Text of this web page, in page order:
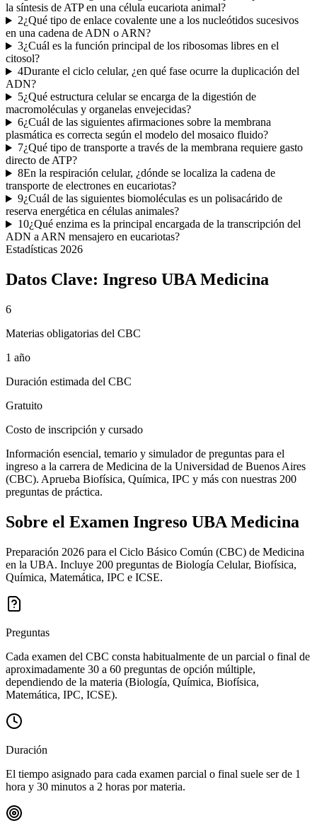
la síntesis de ATP en una célula eucariota animal?
2¿Qué tipo de enlace covalente une a los nucleótidos sucesivos
en una cadena de ADN o ARN?
3¿Cuál es la función principal de los ribosomas libres en el
citosol?
4Durante el ciclo celular, ¿en qué fase ocurre la duplicación del
ADN?
5¿Qué estructura celular se encarga de la digestión de
macromoléculas y organelas envejecidas?
6¿Cuál de las siguientes afirmaciones sobre la membrana
plasmática es correcta según el modelo del mosaico fluido?
7¿Qué tipo de transporte a través de la membrana requiere gasto
directo de ATP?
8En la respiración celular, ¿dónde se localiza la cadena de
transporte de electrones en eucariotas?
9¿Cuál de las siguientes biomoléculas es un polisacárido de
reserva energética en células animales?
10¿Qué enzima es la principal encargada de la transcripción del
ADN a ARN mensajero en eucariotas?
Estadísticas 2026
Datos Clave: Ingreso UBA Medicina
6
Materias obligatorias del CBC
1 año
Duración estimada del CBC
Gratuito
Costo de inscripción y cursado
Información esencial, temario y simulador de preguntas para el
ingreso a la carrera de Medicina de la Universidad de Buenos Aires
(CBC). Aprueba Biofísica, Química, IPC y más con nuestras 200
preguntas de práctica.
Sobre el Examen Ingreso UBA Medicina
Preparación 2026 para el Ciclo Básico Común (CBC) de Medicina
en la UBA. Incluye 200 preguntas de Biología Celular, Biofísica,
Química, Matemática, IPC e ICSE.
Preguntas
Cada examen del CBC consta habitualmente de un parcial o final de
aproximadamente 30 a 60 preguntas de opción múltiple,
dependiendo de la materia (Biología, Química, Biofísica,
Matemática, IPC, ICSE).
Duración
El tiempo asignado para cada examen parcial o final suele ser de 1
hora y 30 minutos a 2 horas por materia.